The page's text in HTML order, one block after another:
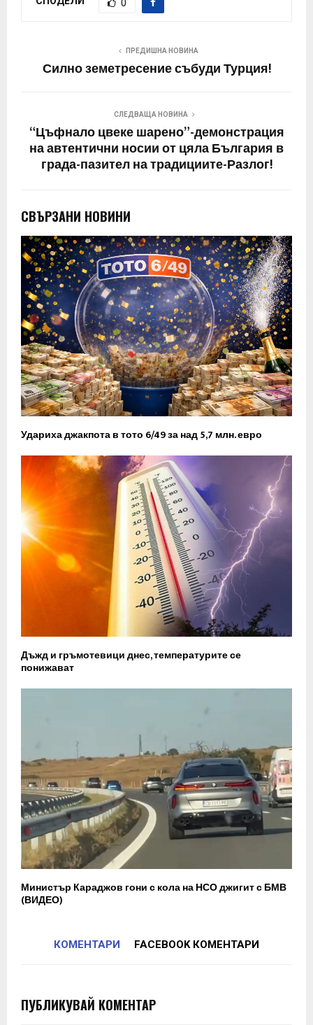
0
ПРЕДИШНА НОВИНА
Силно земетресение събуди Турция!
СЛЕДВАЩА НОВИНА
“Цъфнало цвеке шарено”-демонстрация
на автентични носии от цяла България в
града-пазител на традициите-Разлог!
СВЪРЗАНИ НОВИНИ
Удариха джакпота в тото 6/49 за над 5,7 млн. евро
Дъжд и гръмотевици днес, температурите се
понижават
Министър Караджов гони с кола на НСО джигит с БМВ
(ВИДЕО)
КОМЕНТАРИ FACEBOOK КОМЕНТАРИ
ПУБЛИКУВАЙ КОМЕНТАР